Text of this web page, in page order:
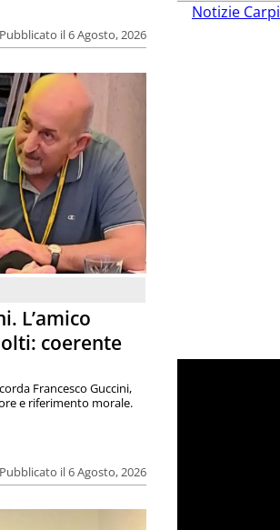
Pubblicato il 6 Agosto, 2026
L’amico
coerente
Pubblicato il 6 Agosto, 2026
Francesco Guccini,
e riferimento morale.
Notizie Carpi